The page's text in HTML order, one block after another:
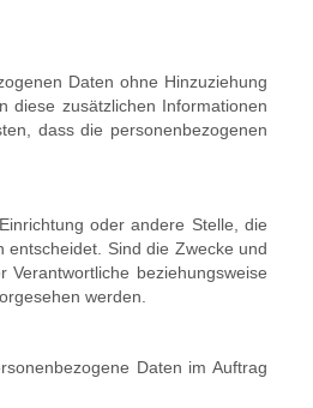
Daten ohne Hinzuziehung
diese zusätzlichen Informationen
dass die personenbezogenen
oder andere Stelle, die
Sind die Zwecke und
beziehungsweise
werden.
Daten im Auftrag